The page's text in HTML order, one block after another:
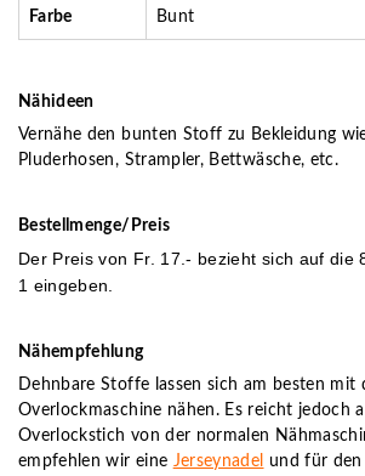
Farbe Bunt
Nähideen
Vernähe den bunten Stoff zu Bekleidung
Pluderhosen, Strampler, Bettwäsche, etc.
Bestellmenge/Preis
Der Preis von Fr. 17 .- bezieht sich auf die
1 eingeben.
Nähempfehlung
Dehnbare Stoffe lassen sich am besten mit
Overlockmaschine nähen. Es reicht jedoch
Overlockstich von der normalen
empfehlen wir eine Jerseynadel
und für den